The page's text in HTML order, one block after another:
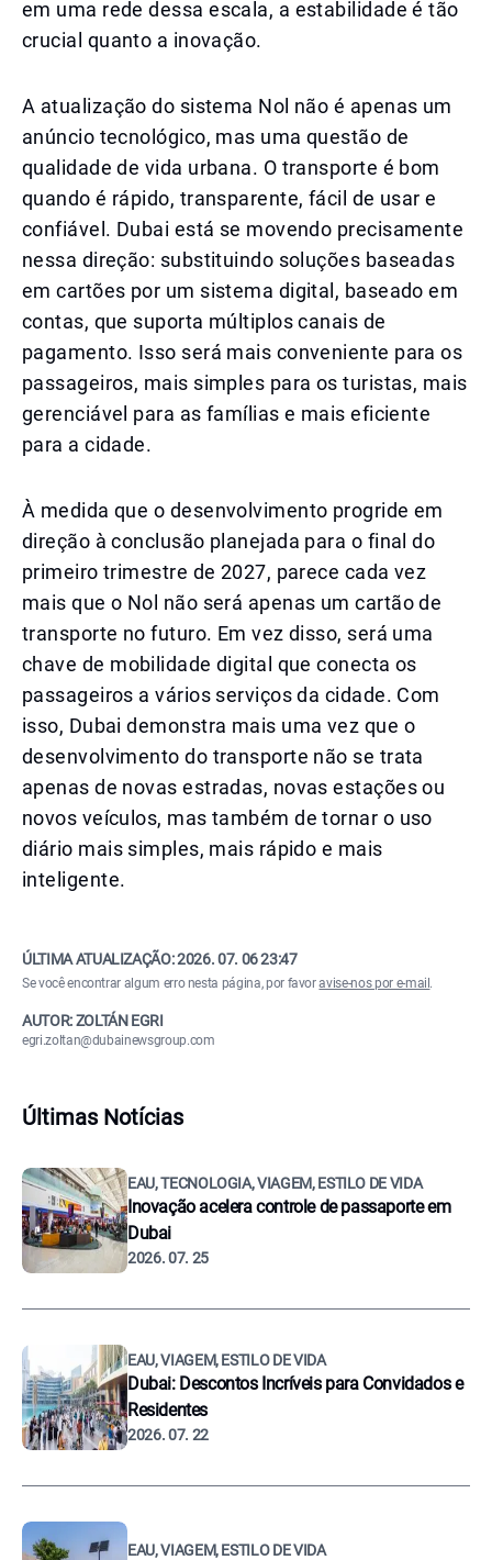
em uma rede dessa escala, a estabilidade é tão
crucial quanto a inovação.
A atualização do sistema Nol não é apenas um
anúncio tecnológico, mas uma questão de
qualidade de vida urbana. O transporte é bom
quando é rápido, transparente, fácil de usar e
confiável. Dubai está se movendo precisamente
nessa direção: substituindo soluções baseadas
em cartões por um sistema digital, baseado em
contas, que suporta múltiplos canais de
pagamento. Isso será mais conveniente para os
passageiros, mais simples para os turistas, mais
gerenciável para as famílias e mais eficiente
para a cidade.
À medida que o desenvolvimento progride em
direção à conclusão planejada para o final do
primeiro trimestre de 2027, parece cada vez
mais que o Nol não será apenas um cartão de
transporte no futuro. Em vez disso, será uma
chave de mobilidade digital que conecta os
passageiros a vários serviços da cidade. Com
isso, Dubai demonstra mais uma vez que o
desenvolvimento do transporte não se trata
apenas de novas estradas, novas estações ou
novos veículos, mas também de tornar o uso
diário mais simples, mais rápido e mais
inteligente.
ÚLTIMA ATUALIZAÇÃO:2026. 07. 06 23:47
Se você encontrar algum erro nesta página, por favoravise-nos por e-mail .
AUTOR: ZOLTÁN EGRI
egri.zoltan@dubainewsgroup.com
Últimas Notícias
EAU, TECNOLOGIA, VIAGEM, ESTILO DE VIDA
Inovação acelera controle de passaporte em
Dubai
2026. 07. 25
EAU, VIAGEM, ESTILO DE VIDA
Dubai: Descontos Incríveis para Convidados e
Residentes
2026. 07. 22
EAU, VIAGEM, ESTILO DE VIDA